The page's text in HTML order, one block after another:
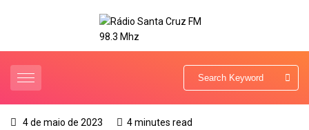
4 de maio de 2023 4 minutes read